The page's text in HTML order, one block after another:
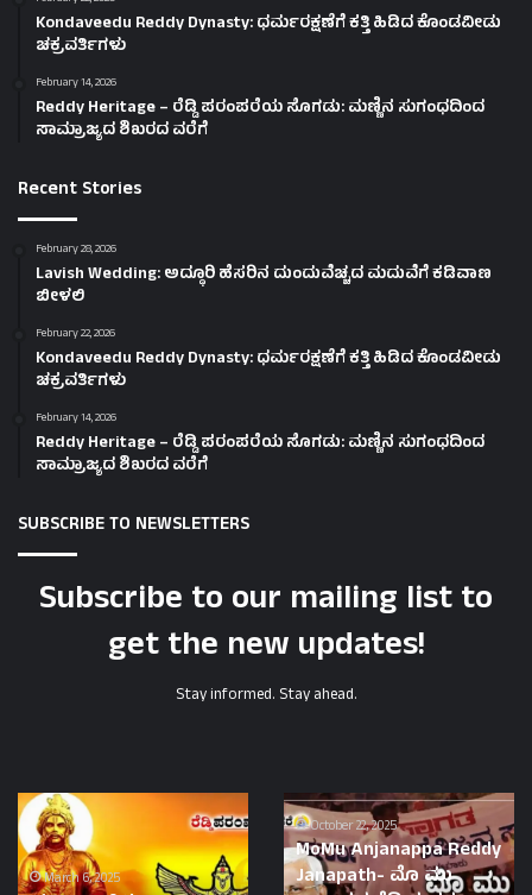
Kondaveedu Reddy Dynasty: ಧರ್ಮರಕ್ಷಣೆಗೆ ಕತ್ತಿ ಹಿಡಿದ ಕೊಂಡವೀಡು
ಚಕ್ರವರ್ತಿಗಳು
February 14, 2026
Reddy Heritage – ರೆಡ್ಡಿ ಪರಂಪರೆಯ ಸೊಗಡು: ಮಣ್ಣಿನ ಸುಗಂಧದಿಂದ
ಸಾಮ್ರಾಜ್ಯದ ಶಿಖರದ ವರೆಗೆ
Recent Stories
February 28, 2026
Lavish Wedding: ಅದ್ಧೂರಿ ಹೆಸರಿನ ದುಂದುವೆಚ್ಚದ ಮದುವೆಗೆ ಕಡಿವಾಣ
ಬೀಳಲಿ
February 22, 2026
Kondaveedu Reddy Dynasty: ಧರ್ಮರಕ್ಷಣೆಗೆ ಕತ್ತಿ ಹಿಡಿದ ಕೊಂಡವೀಡು
ಚಕ್ರವರ್ತಿಗಳು
February 14, 2026
Reddy Heritage – ರೆಡ್ಡಿ ಪರಂಪರೆಯ ಸೊಗಡು: ಮಣ್ಣಿನ ಸುಗಂಧದಿಂದ
ಸಾಮ್ರಾಜ್ಯದ ಶಿಖರದ ವರೆಗೆ
SUBSCRIBE TO NEWSLETTERS
Subscribe to our mailing list to
get the new updates!
Stay informed. Stay ahead.
History
of
the
Rashtrakuta
March 6, 2025
MoMu
Anjanappa
Reddy
Janapath-
October 22, 2025
MoMu Anjanappa Reddy
Janapath- ಮೊ ಮು